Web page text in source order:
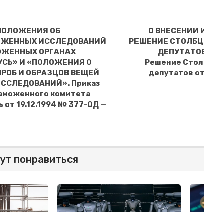
ОБ
ИССЛЕДОВАНИЙ
ОРГАНАХ
И «ПОЛОЖЕНИЯ О
И ОБРАЗЦОВ ВЕЩЕЙ
Приказ
комитета
от 19.12.1994 № 377-ОД —
О ВНЕСЕНИИ
РЕШЕНИЕ
Решение
депутатов
понравиться